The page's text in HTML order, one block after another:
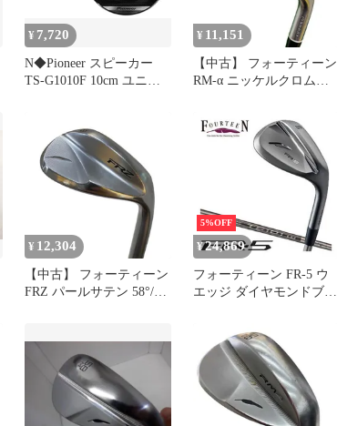
¥ 7,720
N◆Pioneer スピーカー
TS-G1010F 10cm ユニッ
40dc884c
¥ 11,151
【中古】 フォーティーン
RM-α ニッケルクロムメ
(フレックスその他) メン
ズ 男性用 右利き 右用 D
ランク ゴルフクラブ
¥ 12,304
【中古】 フォーティーン
FRZ パールサテン 58°/H
ズ 男性用 右利き 右用 C
ランク ゴルフクラブ
5%OFF
¥24,869
フォーティーン FR-5 ウ
エッジ ダイヤモンドブラ
チールシャフト